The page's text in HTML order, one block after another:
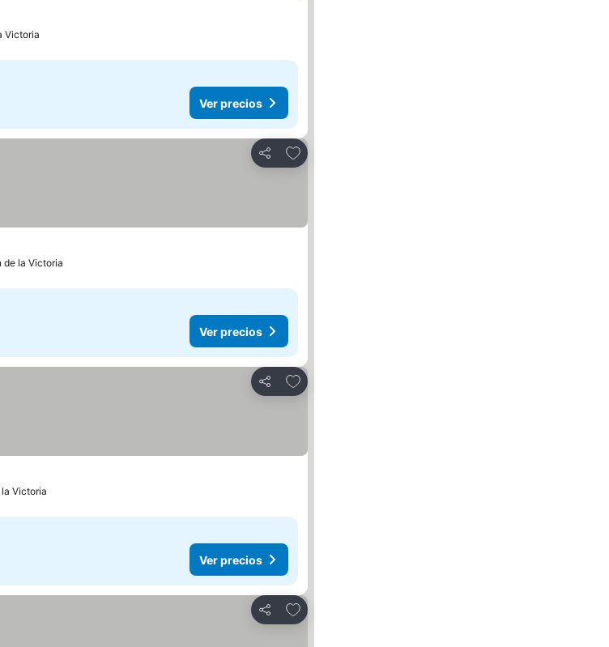
Victoria
Ver precios
Compartir
Añadir a favoritos
de la Victoria
Ver precios
Compartir
Añadir a favoritos
Victoria
Ver precios
Compartir
Añadir a favoritos